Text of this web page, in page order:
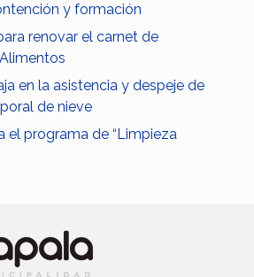
y formación
renovar el carnet de
en la asistencia y despeje de
de nieve
el programa de “Limpieza